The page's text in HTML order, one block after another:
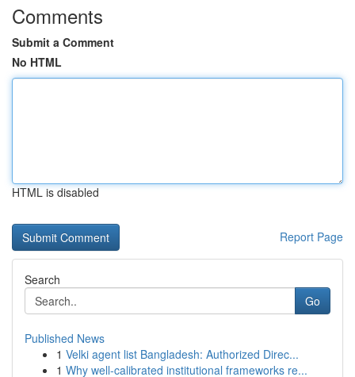
Comments
Submit a Comment
No HTML
HTML is disabled
Report Page
Search
Go
Published News
1 Velki agent list Bangladesh: Authorized Direc...
1 Why well-calibrated institutional frameworks re...